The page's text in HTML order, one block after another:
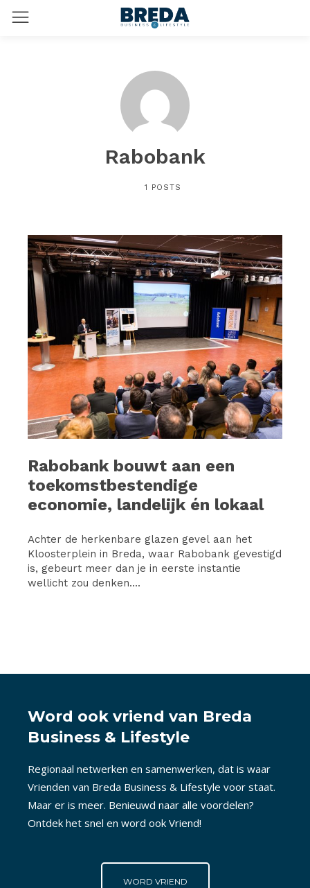
Rabobank
1 POSTS
Rabobank bouwt aan een
toekomstbestendige
economie, landelijk én lokaal
Achter de herkenbare glazen gevel aan het
Kloosterplein in Breda, waar Rabobank gevestigd
is, gebeurt meer dan je in eerste instantie
wellicht zou denken....
Word ook vriend van Breda
Business & Lifestyle
Regionaal netwerken en samenwerken, dat is waar
Vrienden van Breda Business & Lifestyle voor staat.
Maar er is meer. Benieuwd naar alle voordelen?
Ontdek het snel en word ook Vriend!
WORD VRIEND